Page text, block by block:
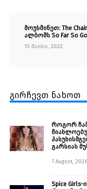
მოუსმინეთ: The
ალბომს So Far So
13 მაისი, 2022
გირჩევთ ნახოთ
როგორ
გარსიას
7 August, 2026
Spice